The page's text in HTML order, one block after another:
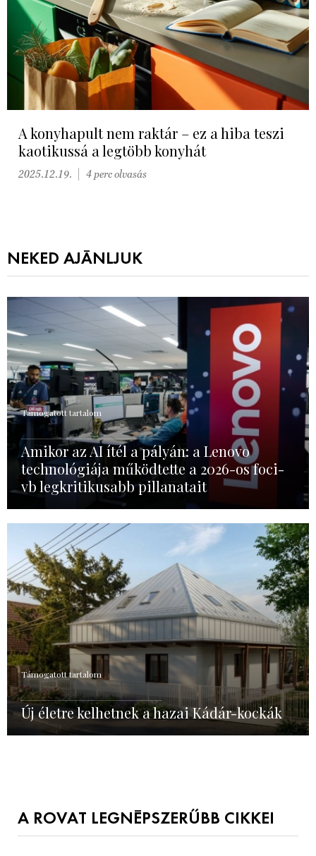
A konyhapult nem raktár – ez a hiba teszi
kaotikussá a legtöbb konyhát
2025.12.19. 4 perc olvasás
NEKED AJÁNLJUK
Támogatott tartalom
Amikor az AI ítél a pályán: a Lenovo
technológiája működtette a 2026-os foci-
vb legkritikusabb pillanatait
Támogatott tartalom
Új életre kelhetnek a hazai Kádár-kockák
A ROVAT LEGNÉPSZERŰBB CIKKEI